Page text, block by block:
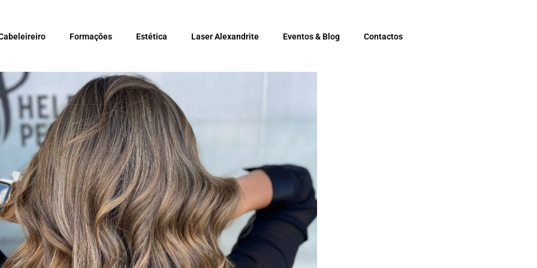
Formações Estética Laser Alexandrite Eventos & Blog Contactos